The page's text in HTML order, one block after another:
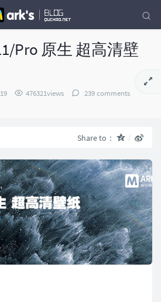
Pro 原生 超高清壁
476321views
239 comments
Share to：